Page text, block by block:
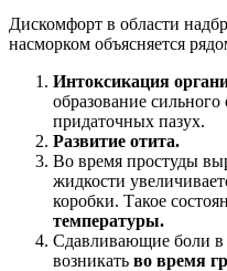
Дискомфорт в области
насморком объясняется
Интоксикация
образование сильного
придаточных пазух.
Развитие отита.
Во время простуды
жидкости
коробки. Такое
температуры.
Сдавливающие боли в
возникать во время